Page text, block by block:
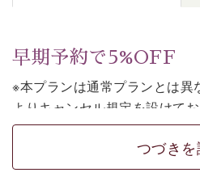
早期予約で5%OFF
※本プランは通常プランとは
よりキャンセル規定を設けてお
※本プランは朝食付きのプラ
【公式限定
まで）」をご利用ください。
つづきを